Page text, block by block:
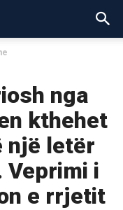
nga
kthehet
një letër
Veprimi i
e rrjetit